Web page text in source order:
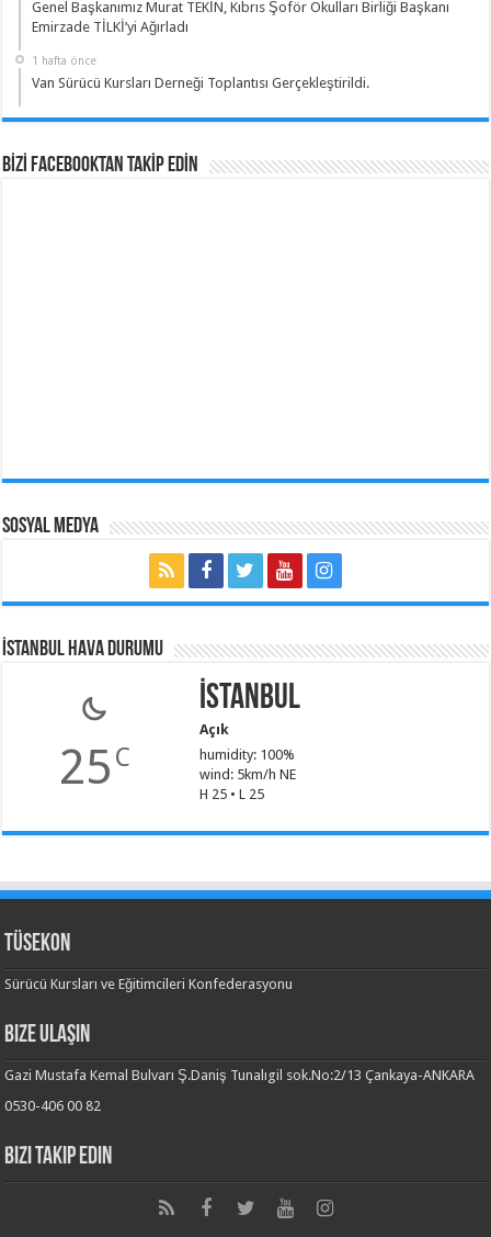
Genel Başkanımız Murat TEKİN, Kıbrıs Şoför Okulları Birliği Başkanı
Emirzade TİLKİ’yi Ağırladı
1 hafta önce
Van Sürücü Kursları Derneği Toplantısı Gerçekleştirildi.
BİZİ Facebooktan TAKİP EDİN
Sosyal Medya
İSTANBUL HAVA DURUMU
25 C
İstanbul
Açık
humidity: 100%
wind: 5km/h NE
H 25 • L 25
TÜSEKON
Sürücü Kursları ve Eğitimcileri Konfederasyonu
Bize Ulaşın
Gazi Mustafa Kemal Bulvarı Ş.Daniş Tunalıgil sok.No:2/13 Çankaya-ANKARA
0530-406 00 82
Bizi Takip Edin